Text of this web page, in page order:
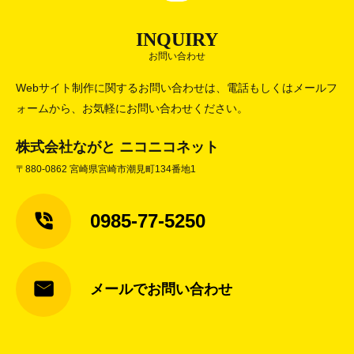
INQUIRY
お問い合わせ
Webサイト制作に関するお問い合わせは、電話もしくはメールフ
ォームから、お気軽にお問い合わせください。
株式会社ながと ニコニコネット
〒880-0862 宮崎県宮崎市潮見町134番地1
0985-77-5250
メールでお問い合わせ